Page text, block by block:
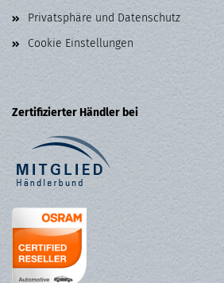
Privatsphäre und Datenschutz
Cookie Einstellungen
Zertifizierter Händler bei